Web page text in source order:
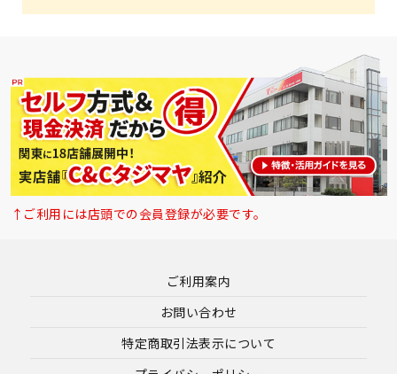
↑ご利用には店頭での会員登録が必要です。
ご利用案内
お問い合わせ
特定商取引法表示について